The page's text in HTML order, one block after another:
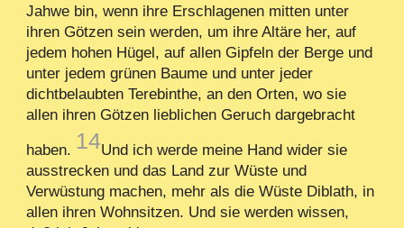
Jahwe bin, wenn ihre Erschlagenen mitten unter
ihren Götzen sein werden, um ihre Altäre her, auf
jedem hohen Hügel, auf allen Gipfeln der Berge und
unter jedem grünen Baume und unter jeder
dichtbelaubten Terebinthe, an den Orten, wo sie
allen ihren Götzen lieblichen Geruch dargebracht
haben. 14Und ich werde meine Hand wider sie
ausstrecken und das Land zur Wüste und
Verwüstung machen, mehr als die Wüste Diblath, in
allen ihren Wohnsitzen. Und sie werden wissen,